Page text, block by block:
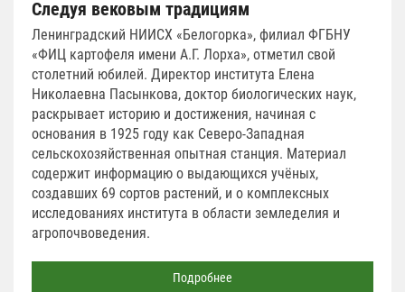
Следуя вековым традициям
Ленинградский НИИСХ «Белогорка», филиал ФГБНУ
«ФИЦ картофеля имени А.Г. Лорха», отметил свой
столетний юбилей. Директор института Елена
Николаевна Пасынкова, доктор биологических наук,
раскрывает историю и достижения, начиная с
основания в 1925 году как Северо-Западная
сельскохозяйственная опытная станция. Материал
содержит информацию о выдающихся учёных,
создавших 69 сортов растений, и о комплексных
исследованиях института в области земледелия и
агропочвоведения.
Подробнее